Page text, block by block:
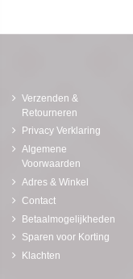
Verzenden &
Retourneren
Privacy Verklaring
Algemene
Voorwaarden
Adres & Winkel
Contact
Betaalmogelijkheden
Sparen voor Korting
Klachten